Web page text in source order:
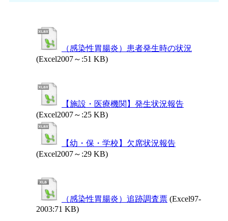
（感染性胃腸炎）患者発生時の状況
(Excel2007～:51 KB)
【施設・医療機関】発生状況報告
(Excel2007～:25 KB)
【幼・保・学校】欠席状況報告
(Excel2007～:29 KB)
（感染性胃腸炎）追跡調査票 (Excel97-
2003:71 KB)